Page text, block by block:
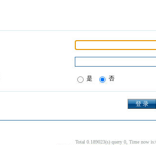
是 否
Total 0.189023(s) query 0, Time now